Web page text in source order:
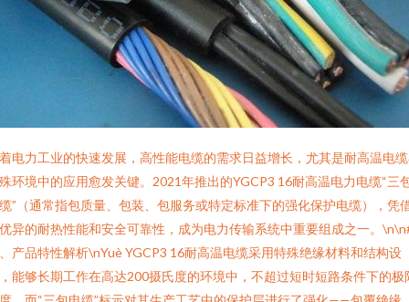
电力工业的快速发展，高性能电缆的需求日益增长，尤其是耐高温电
环境中的应用愈发关键。2021年推出的YGCP3 16耐高温电力电缆“三
”（通常指包质量、包装、包服务或特定标准下的强化保护电缆），凭
异的耐热性能和安全可靠性，成为电力传输系统中重要组成之一。
产品特性解析\nYuè YGCP3 16耐高温电缆采用特殊绝缘材料和结构设
能够长期工作在高达200摄氏度的环境中，不超过短时短路条件下的极